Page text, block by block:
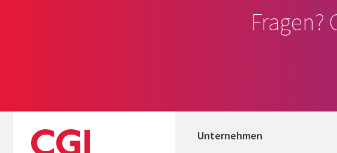
Fragen?
Unternehmen